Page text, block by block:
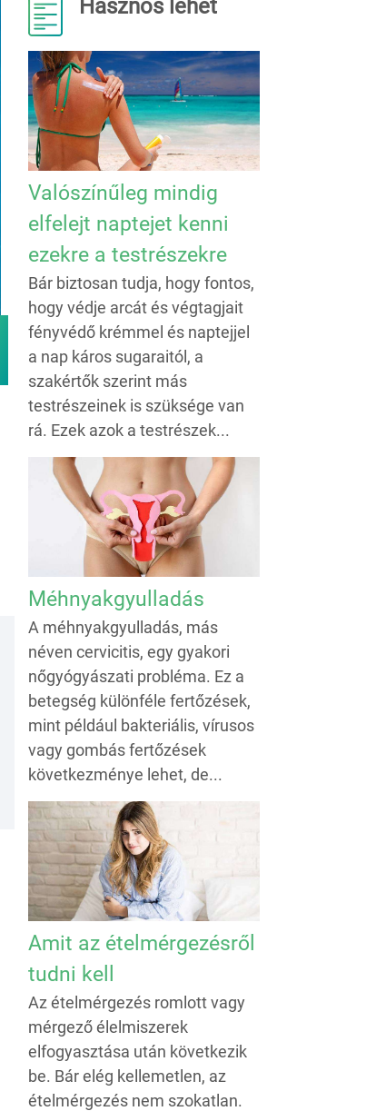
Hasznos lehet
Valószínűleg mindig
elfelejt naptejet kenni
ezekre a testrészekre
Bár biztosan tudja, hogy fontos,
hogy védje arcát és végtagjait
fényvédő krémmel és naptejjel
a nap káros sugaraitól, a
szakértők szerint más
testrészeinek is szüksége van
rá. Ezek azok a testrészek...
Méhnyakgyulladás
A méhnyakgyulladás, más
néven cervicitis, egy gyakori
nőgyógyászati probléma. Ez a
betegség különféle fertőzések,
mint például bakteriális, vírusos
vagy gombás fertőzések
következménye lehet, de...
Amit az ételmérgezésről
tudni kell
Az ételmérgezés romlott vagy
mérgező élelmiszerek
elfogyasztása után következik
be. Bár elég kellemetlen, az
ételmérgezés nem szokatlan.